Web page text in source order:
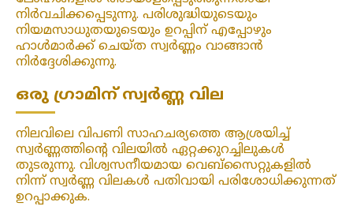
നിർവചിക്കപ്പെടുന്നു. പരിശുദ്ധിയുടെയും
നിയമസാധുതയുടെയും ഉറപ്പിന് എപ്പോഴും
ഹാൾമാർക്ക് ചെയ്ത സ്വർണ്ണം വാങ്ങാൻ
നിർദ്ദേശിക്കുന്നു.
ഒരു ഗ്രാമിന് സ്വർണ്ണ വില
നിലവിലെ വിപണി സാഹചര്യത്തെ ആശ്രയിച്ച്
സ്വർണ്ണത്തിന്റെ വിലയിൽ ഏറ്റക്കുറച്ചിലുകൾ
തുടരുന്നു. വിശ്വസനീയമായ വെബ്‌സൈറ്റുകളിൽ
നിന്ന് സ്വർണ്ണ വിലകൾ പതിവായി പരിശോധിക്കുന്നത്
ഉറപ്പാക്കുക.